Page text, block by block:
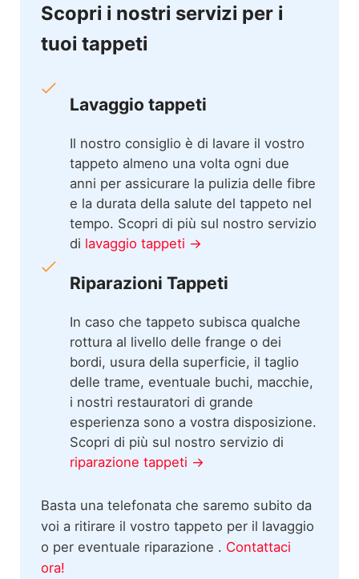
Scopri i nostri servizi per i
tuoi tappeti
Lavaggio tappeti
Il nostro consiglio è di lavare il vostro
tappeto almeno una volta ogni due
anni per assicurare la pulizia delle fibre
e la durata della salute del tappeto nel
tempo. Scopri di più sul nostro servizio
di lavaggio tappeti →
Riparazioni Tappeti
In caso che tappeto subisca qualche
rottura al livello delle frange o dei
bordi, usura della superficie, il taglio
delle trame, eventuale buchi, macchie,
i nostri restauratori di grande
esperienza sono a vostra disposizione.
Scopri di più sul nostro servizio di
riparazione tappeti →
Basta una telefonata che saremo subito da
voi a ritirare il vostro tappeto per il lavaggio
o per eventuale riparazione . Contattaci
ora!